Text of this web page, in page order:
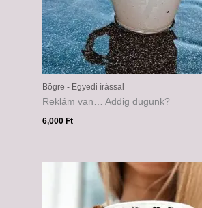
Bögre - Egyedi írással
Reklám van… Addig dugunk?
6,000 Ft